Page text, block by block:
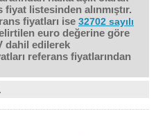
listesinden alınmıştır.
fiyatları ise 32702 sayılı
euro değerine göre
dahil edilerek
referans fiyatlarından